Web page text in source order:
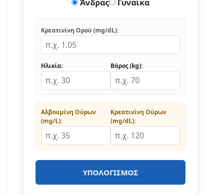
Άνδρας Γυναίκα
Κρεατινίνη Ορού (mg/dL):
Ηλικία: Βάρος (kg):
Αλβουμίνη Ούρων
(mg/L):
Κρεατινίνη Ούρων
(mg/dL):
ΥΠΟΛΟΓΙΣΜΌΣ